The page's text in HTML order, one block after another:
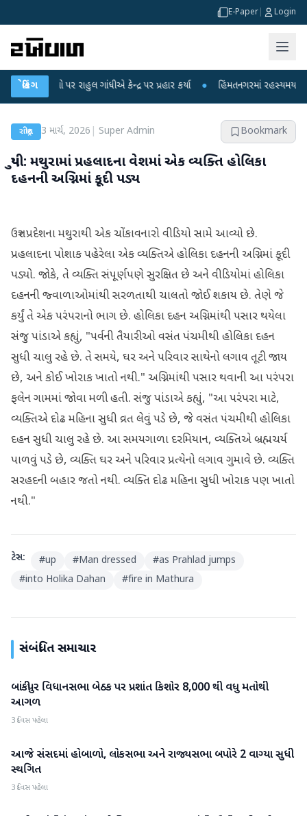
E-Paper Login
બ્રેકિંગ
પર રાહુલ ગાંધીએ કેન્દ્ર પર પ્રહાર કર્યા ● હિંમતનગરમાં રહસ્યમય વાયરસ કે
રાષ્ટ્રીય 3 માર્ચ, 2026 Super Admin Bookmark
યુપી: મથુરામાં પ્રહલાદના વેશમાં એક વ્યક્તિ હોલિકા
દહનની અગ્નિમાં કૂદી પડ્ય
ઉત્તર પ્રદેશના મથુરાથી એક ચોંકાવનારો વીડિયો સામે આવ્યો છે.
પ્રહલાદના પોશાક પહેરેલા એક વ્યક્તિએ હોલિકા દહનની અગ્નિમાં કૂદી
પડ્યો. જોકે, તે વ્યક્તિ સંપૂર્ણપણે સુરક્ષિત છે અને વીડિયોમાં હોલિકા
દહનની જ્વાળાઓમાંથી સરળતાથી ચાલતો જોઈ શકાય છે. તેણે જે
કર્યું તે એક પરંપરાનો ભાગ છે. હોલિકા દહન અગ્નિમાંથી પસાર થયેલા
સંજુ પાંડાએ કહ્યું, "પર્વની તૈયારીઓ વસંત પંચમીથી હોલિકા દહન
સુધી ચાલુ રહે છે. તે સમયે, ઘર અને પરિવાર સાથેનો લગાવ તૂટી જાય
છે, અને કોઈ ખોરાક ખાતો નથી." અગ્નિમાંથી પસાર થવાની આ પરંપરા
ફલેન ગામમાં જોવા મળી હતી. સંજુ પાંડાએ કહ્યું, "આ પરંપરા માટે,
વ્યક્તિએ દોઢ મહિના સુધી વ્રત લેવું પડે છે, જે વસંત પંચમીથી હોલિકા
દહન સુધી ચાલુ રહે છે. આ સમયગાળા દરમિયાન, વ્યક્તિએ બ્રહ્મચર્ય
પાળવું પડે છે, વ્યક્તિ ઘર અને પરિવાર પ્રત્યેનો લગાવ ગુમાવે છે. વ્યક્તિ
સરહદની બહાર જતો નથી. વ્યક્તિ દોઢ મહિના સુધી ખોરાક પણ ખાતો
નથી."
ટેગ્સ: #up #Man dressed #as Prahlad jumps
#into Holika Dahan #fire in Mathura
સંબંધિત સમાચાર
રાષ્ટ્રીય
બાંકીપુર વિધાનસભા બેઠક પર પ્રશાંત કિશોર 8,000 થી વધુ મતોથી
આગળ
3 દિવસ પહેલા
રાષ્ટ્રીય
આજે સંસદમાં હોબાળો, લોકસભા અને રાજ્યસભા બપોરે 2 વાગ્યા સુધી
સ્થગિત
3 દિવસ પહેલા